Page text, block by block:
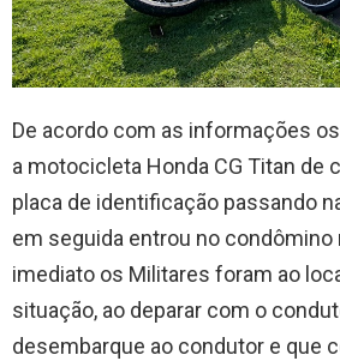
De acordo com as informações
a motocicleta Honda CG Titan de
placa de identificação passando
em seguida entrou no condômino
imediato os Militares foram ao
situação, ao deparar com o
desembarque ao condutor e que